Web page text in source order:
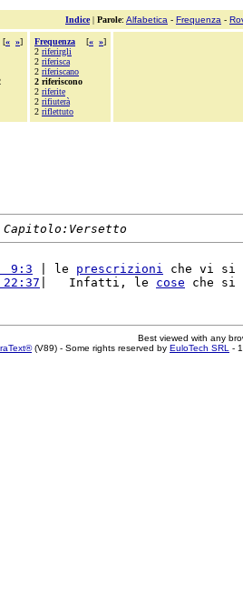
Indice| Parole: Alfabetica - Frequenza -
[« »]
Frequenza [« »]
2 riferirgli
2 riferisca
2 riferiscano
2 riferiscono
2 riferite
2 rifiuterà
2 riflettuto
9:3 | le prescrizioni che vi si
|   Infatti, le cose che si
Best viewed with any
(V89) - Some rights reserved by EuloTech SRL -